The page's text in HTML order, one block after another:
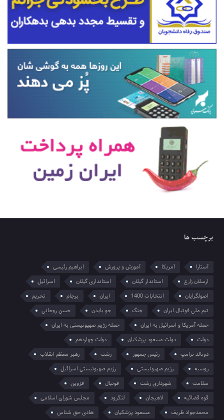
برچسب ها
آستارا آمریکا آموزش و پرورش
ابراهیم رئیسی
ارسلان زارع
استاندار گیلان استانداری گیلان
اسرائیل
اصولگرایان
انتخابات 1400 ایران برجام
تحریم
تیم ملی فوتبال ایران
جنگ جو بایدن
حسن روحانی
حمله آمریکا و اسرائیل به ایران
حمله رژیم صهیونیستی به ایران
دولت
دولت مسعود پزشکیان
دولت چهاردهم
دونالد ترامپ
رئیس جمهور رشت
رهبر معظم انقلاب
روسیه
رژیم صهیونیستی
رژیم صهیونیستی اسرائیل
سلامت
شهرداری رشت فوتبال
قزوین
قوه قضائیه
لاهیجان لنگرود
مجلس شورای اسلامی
محمدجواد ظریف
مسعود پزشکیان هادی حق شناس